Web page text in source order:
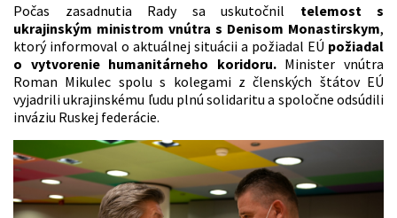
Počas zasadnutia Rady sa uskutočnil telemost s
ukrajinským ministrom vnútra s Denisom Monastirskym,
ktorý informoval o aktuálnej situácii a požiadal EÚ požiadal
o vytvorenie humanitárneho koridoru.Minister vnútra
Roman Mikulec spolu s kolegami z členských štátov EÚ
vyjadrili ukrajinskému ľudu plnú solidaritu a spoločne odsúdili
inváziu Ruskej federácie.